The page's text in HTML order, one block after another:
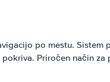
po mestu.
Priročen način